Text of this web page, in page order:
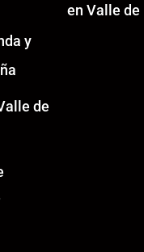
y
de
en Valle de